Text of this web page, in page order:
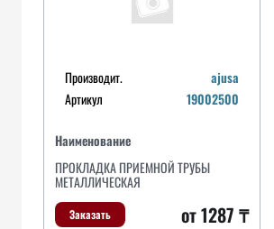
Производит.
ajusa
Артикул
19002500
Наименование
ПРОКЛАДКА ПРИЕМНОЙ ТРУБЫ
МЕТАЛЛИЧЕСКАЯ
Заказать от 1287 ₸